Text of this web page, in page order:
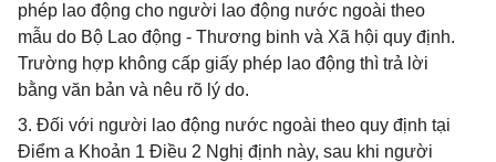
phép lao động cho người lao động nước ngoài theo
mẫu do Bộ Lao động - Thương binh và Xã hội quy định.
Trường hợp không cấp giấy phép lao động thì trả lời
bằng văn bản và nêu rõ lý do.
3. Đối với người lao động nước ngoài theo quy định tại
Điểm a Khoản 1 Điều 2 Nghị định này, sau khi người